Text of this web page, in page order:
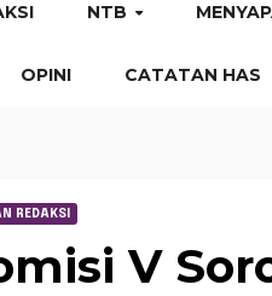
NTB
OPINI CATATAN HAS
REDAKSI
V